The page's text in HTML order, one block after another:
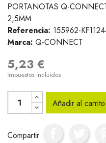
PORTANOTAS Q-
2,5MM
Referencia: 155962-
Marca: Q-CONNECT
5,23 €
Impuestos incluidos
Añadir al carrito
Compartir